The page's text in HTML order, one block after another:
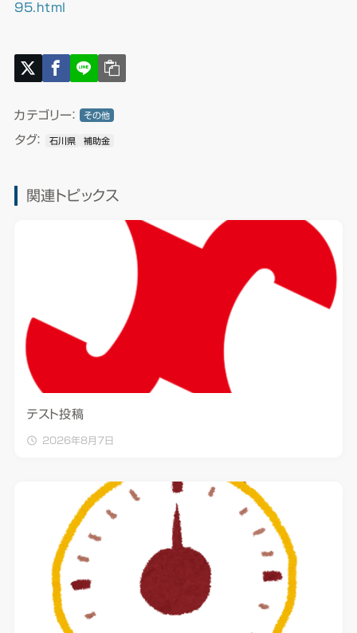
95.html
カテゴリー： その他
タグ： 石川県 補助金
関連トピックス
テスト投稿
2026年8月7日